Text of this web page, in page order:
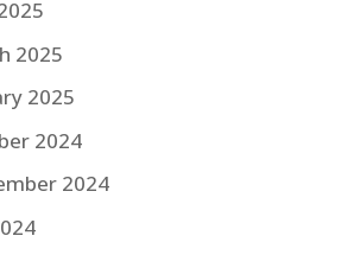
2025
2025
2024
2024